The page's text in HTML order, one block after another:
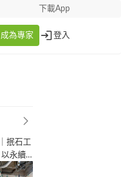
下載App
成為專家 登入
抿石工
熱誠的